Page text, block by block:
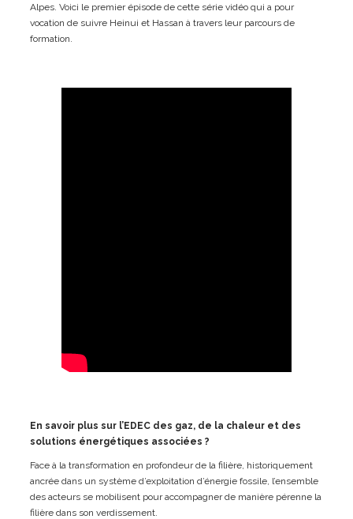
Alpes. Voici le premier épisode de cette série vidéo qui a pour
vocation de suivre Heinui et Hassan à travers leur parcours de
formation.
En savoir plus sur l’EDEC des gaz, de la chaleur et des
solutions énergétiques associées ?
Face à la transformation en profondeur de la filière, historiquement
ancrée dans un système d’exploitation d’énergie fossile, l’ensemble
des acteurs se mobilisent pour accompagner de manière pérenne la
filière dans son verdissement.